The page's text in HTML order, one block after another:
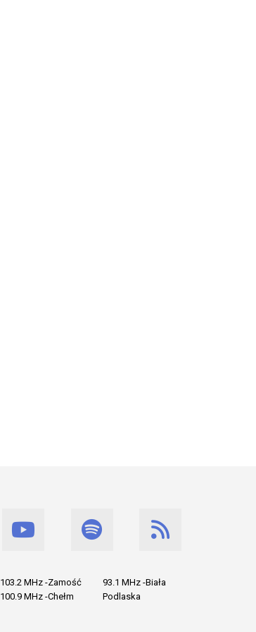
103.2 MHz -Zamość
100.9 MHz -Chełm
93.1 MHz -Biała
Podlaska